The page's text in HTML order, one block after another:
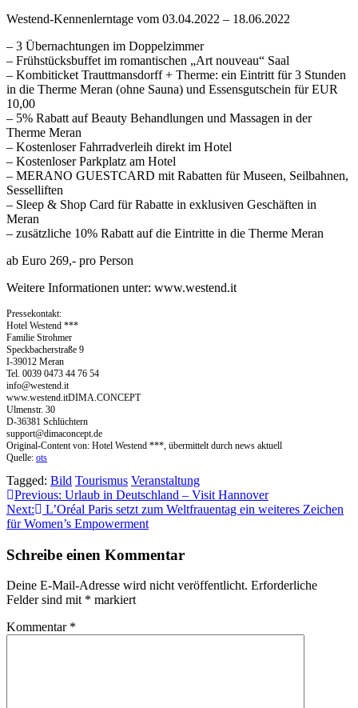
Westend-Kennenlerntage vom 03.04.2022 – 18.06.2022
– 3 Übernachtungen im Doppelzimmer
– Frühstücksbuffet im romantischen „Art nouveau“ Saal
– Kombiticket Trauttmansdorff + Therme: ein Eintritt für 3 Stunden
in die Therme Meran (ohne Sauna) und Essensgutschein für EUR
10,00
– 5% Rabatt auf Beauty Behandlungen und Massagen in der
Therme Meran
– Kostenloser Fahrradverleih direkt im Hotel
– Kostenloser Parkplatz am Hotel
– MERANO GUESTCARD mit Rabatten für Museen, Seilbahnen,
Sesselliften
– Sleep & Shop Card für Rabatte in exklusiven Geschäften in
Meran
– zusätzliche 10% Rabatt auf die Eintritte in die Therme Meran
ab Euro 269,- pro Person
Weitere Informationen unter: www.westend.it
Pressekontakt:
Hotel Westend ***
Familie Strohmer
Speckbacherstraße 9
I-39012 Meran
Tel. 0039 0473 44 76 54
info@westend.it
www.westend.itDIMA.CONCEPT
Ulmenstr. 30
D-36381 Schlüchtern
support@dimaconcept.de
Original-Content von: Hotel Westend ***, übermittelt durch news aktuell
Quelle: ots
Tagged: Bild Tourismus Veranstaltung
Beitragsnavigation
Previous: Urlaub in Deutschland – Visit Hannover
Next:
L’Oréal Paris setzt zum Weltfrauentag ein weiteres Zeichen
für Women’s Empowerment
Schreibe einen Kommentar
Deine E-Mail-Adresse wird nicht veröffentlicht. Erforderliche
Felder sind mit * markiert
Kommentar *